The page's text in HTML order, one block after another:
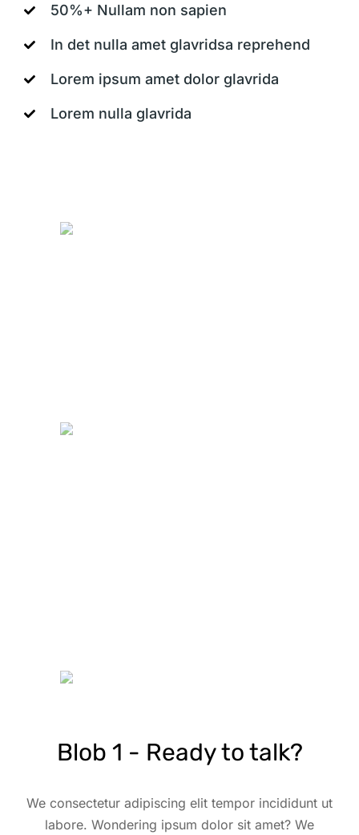
50%+ Nullam non sapien
In det nulla amet glavridsa reprehend
Lorem ipsum amet dolor glavrida
Lorem nulla glavrida
Blob 1 - Ready to talk?
We consectetur adipiscing elit tempor incididunt ut
labore. Wondering ipsum dolor sit amet? We